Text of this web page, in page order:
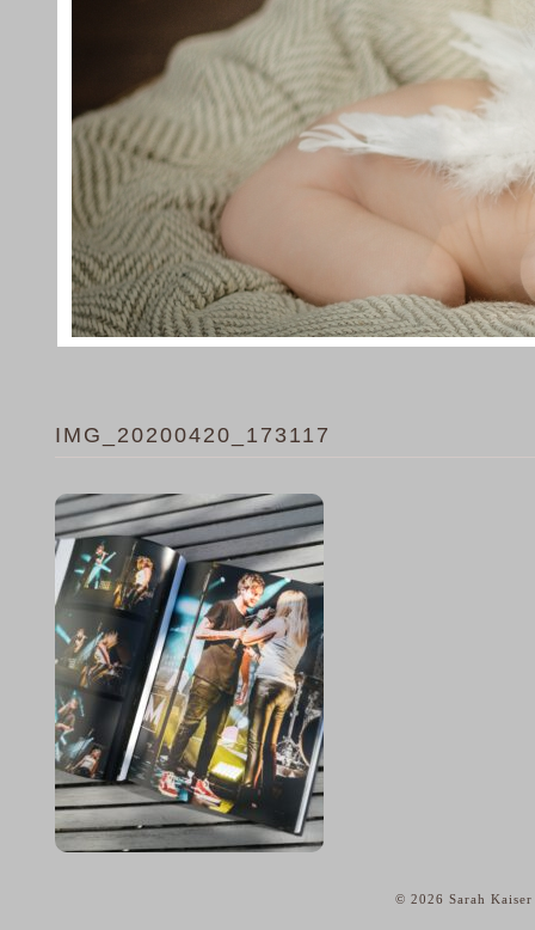
IMG_20200420_173117
© 2026 Sarah